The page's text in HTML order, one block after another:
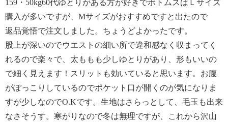
【原産国（地）】
・中国製
159・50kg60代ゆとりがある方が好きでボトムスはＬサイズ
購入が多いですが、Mサイズがおすすめですと出たので
返品覚悟で注文しました。ちょうどよかったです。
股上が深いのでウエストの細い所で違和感なく収まってく
れるので楽々で、太ももも少しゆとりがあり、形もいいの
で細く見えます！スリットも効いていると思います。お腹
がぽっこりしているのでポケット口が開くのが気になりま
すが少しなのでO.Kです。生地はさらっとして、毛玉も出来
なさそうす。寒がりなので冬は無理ですが、これから沢山